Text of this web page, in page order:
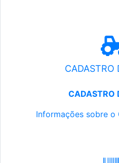
CADASTRO
CADASTRO
Informações sobre o